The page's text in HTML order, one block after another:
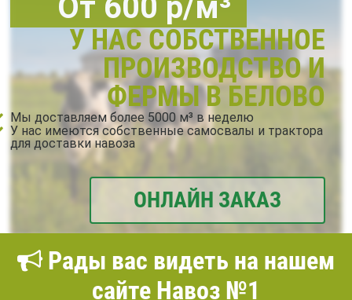
У НАС СОБСТВЕННОЕ
ПРОИЗВОДСТВО И
ФЕРМЫ В БЕЛОВО
Мы доставляем более 5000 м³ в неделю
У нас имеются собственные самосвалы и трактора
для доставки навоза
ОНЛАЙН ЗАКАЗ
Рады вас видеть на нашем
сайте Навоз №1